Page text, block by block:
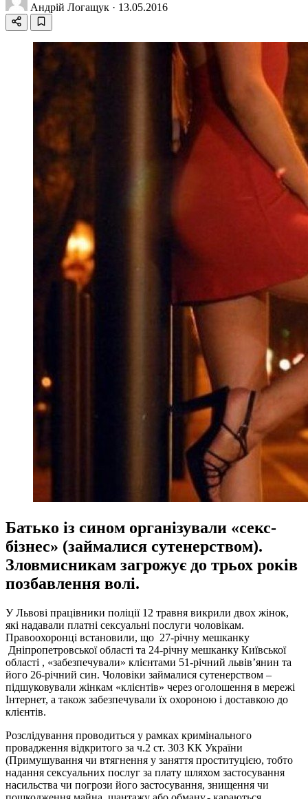
Андрій Логащук · 13.05.2016
Батько із сином організували «секс-
бізнес» (займалися сутенерством).
Зловмисникам загрожує до трьох років
позбавлення волі.
У Львові працівники поліції 12 травня викрили двох жінок,
які надавали платні сексуальні послуги чоловікам.
Правоохоронці встановили, що 27-річну мешканку
Дніпропетровської області та 24-річну мешканку Київської
області , «забезпечували» клієнтами 51-річний львів’янин та
його 26-річний син. Чоловіки займалися сутенерством –
підшуковували жінкам «клієнтів» через оголошення в мережі
Інтернет, а також забезпечували їх охороною і доставкою до
клієнтів.
Розслідування проводиться у рамках кримінального
провадження відкритого за ч.2 ст. 303 КК України
(Примушування чи втягнення у заняття проституцією, тобто
надання сексуальних послуг за плату шляхом застосування
насильства чи погрози його застосування, знищення чи